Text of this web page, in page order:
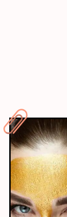
​बादाम का